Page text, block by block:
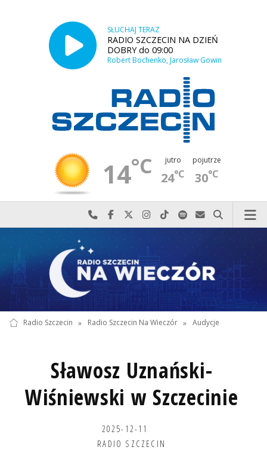
SŁUCHAJ TERAZ
RADIO SZCZECIN NA DZIEŃ
DOBRY do 09:00
Robert Bochenko, Jarosław Gowin
14°C jutro
24°C
pojutrze
30°C
Najlepiej po prostu do nas zadzwoń
Odwiedź nas na Facebook-u
Odwiedź nas na X
Odwiedź nas na Instagram-ie
Odwiedź nas na TikTok-u
Szukaj nas na Spotify
Wyślij do nas
Szukaj
Radio Szczecin » Radio Szczecin Na Wieczór » Audycje
Sławosz Uznański-
Wiśniewski w Szczecinie
2025-12-11
RADIO SZCZECIN